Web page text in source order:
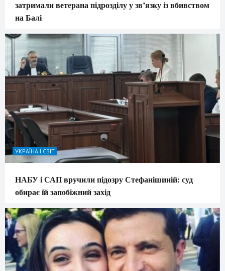
затримали ветерана підрозділу у зв’язку із вбивством
на Балі
УКРАЇНА І СВІТ
НАБУ і САП вручили підозру Стефанішиній: суд
обирає їй запобіжний захід